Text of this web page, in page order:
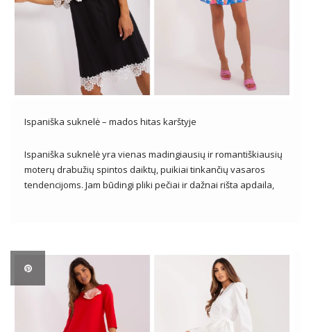
Ispaniška suknelė – mados hitas karštyje
Ispaniška suknelė yra vienas madingiausių ir romantiškiausių
moterų drabužių spintos daiktų, puikiai tinkančių vasaros
tendencijoms. Jam būdingi pliki pečiai ir dažnai rišta apdaila,